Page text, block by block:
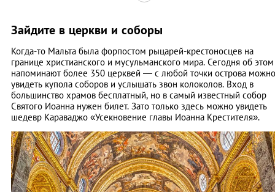
Зайдите в церкви и соборы
Когда-то Мальта была форпостом рыцарей-крестоносцев на
границе христианского и мусульманского мира. Сегодня об этом
напоминают более 350 церквей — с любой точки острова можно
увидеть купола соборов и услышать звон колоколов. Вход в
большинство храмов бесплатный, но в самый известный собор
Святого Иоанна нужен билет. Зато только здесь можно увидеть
шедевр Караваджо «Усекновение главы Иоанна Крестителя».